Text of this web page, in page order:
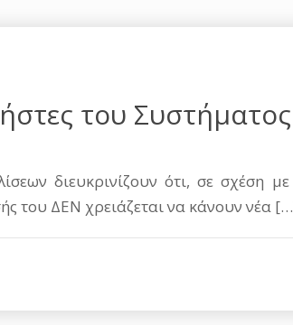
του
διευκρινίζουν ότι, σε
του ΔΕΝ χρειάζεται να κάνουν νέα